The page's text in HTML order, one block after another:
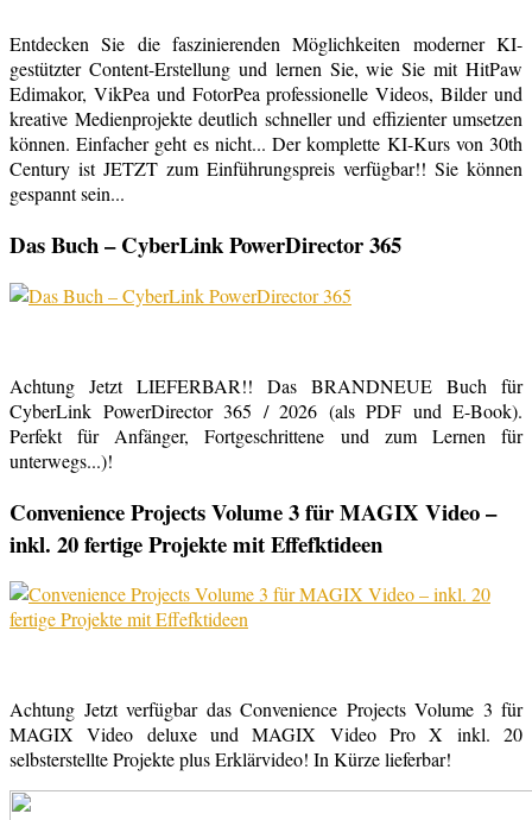
Entdecken Sie die faszinierenden Möglichkeiten moderner KI-
gestützter Content-Erstellung und lernen Sie, wie Sie mit HitPaw
Edimakor, VikPea und FotorPea professionelle Videos, Bilder und
kreative Medienprojekte deutlich schneller und effizienter umsetzen
können. Einfacher geht es nicht... Der komplette KI-Kurs von 30th
Century ist JETZT zum Einführungspreis verfügbar!! Sie können
gespannt sein...
Das Buch – CyberLink PowerDirector 365
Achtung Jetzt LIEFERBAR!! Das BRANDNEUE Buch für
CyberLink PowerDirector 365 / 2026 (als PDF und E-Book).
Perfekt für Anfänger, Fortgeschrittene und zum Lernen für
unterwegs...)!
Convenience Projects Volume 3 für MAGIX Video –
inkl. 20 fertige Projekte mit Effefktideen
Achtung Jetzt verfügbar das Convenience Projects Volume 3 für
MAGIX Video deluxe und MAGIX Video Pro X inkl. 20
selbsterstellte Projekte plus Erklärvideo! In Kürze lieferbar!